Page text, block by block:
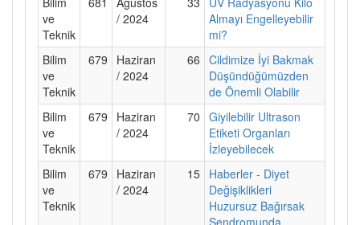
ve
Teknik
/ 2024
Almayı Engelleyebilir
mi?
Bilim
ve
Teknik
679
Haziran
/ 2024
66 Cildimize İyi Bakmak
Düşündüğümüzden
de Önemli Olabilir
Bilim
ve
Teknik
679
Haziran
/ 2024
70 Giyilebilir Ultrason
Etiketi Organları
İzleyebilecek
Bilim
ve
Teknik
679
Haziran
/ 2024
15 Haberler - Diyet
Değişiklikleri
Huzursuz Bağırsak
Sendromunda